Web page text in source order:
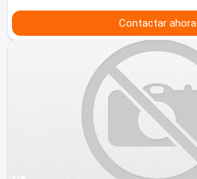
Contactar ahora